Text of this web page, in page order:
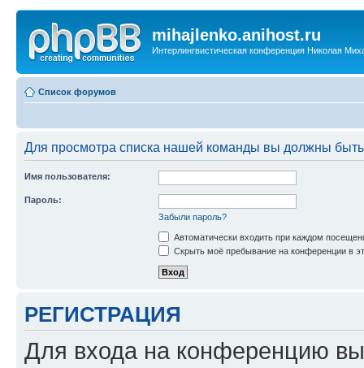
mihajlenko.anihost.ru
Интерлингвистическая конференция Николая
Список форумов
Для просмотра списка нашей команды вы должны
Имя пользователя:
Пароль:
Забыли пароль?
Автоматически входить при каждом
Скрыть моё пребывание на конференции в
РЕГИСТРАЦИЯ
Для входа на конференцию